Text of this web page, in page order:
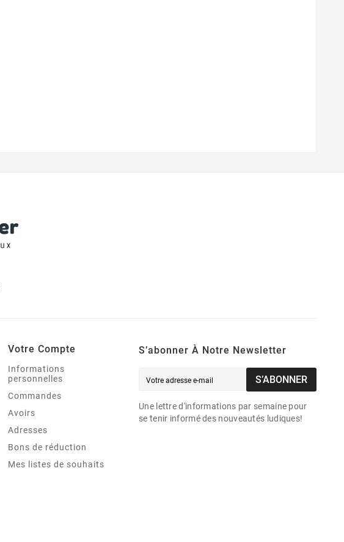
Votre Compte
Informations
personnelles
Commandes
Avoirs
Adresses
Bons de réduction
Mes listes de souhaits
S’abonner À Notre Newsletter
S’ABONNER
Une lettre d'informations par semaine pour
se tenir informé des nouveautés ludiques!